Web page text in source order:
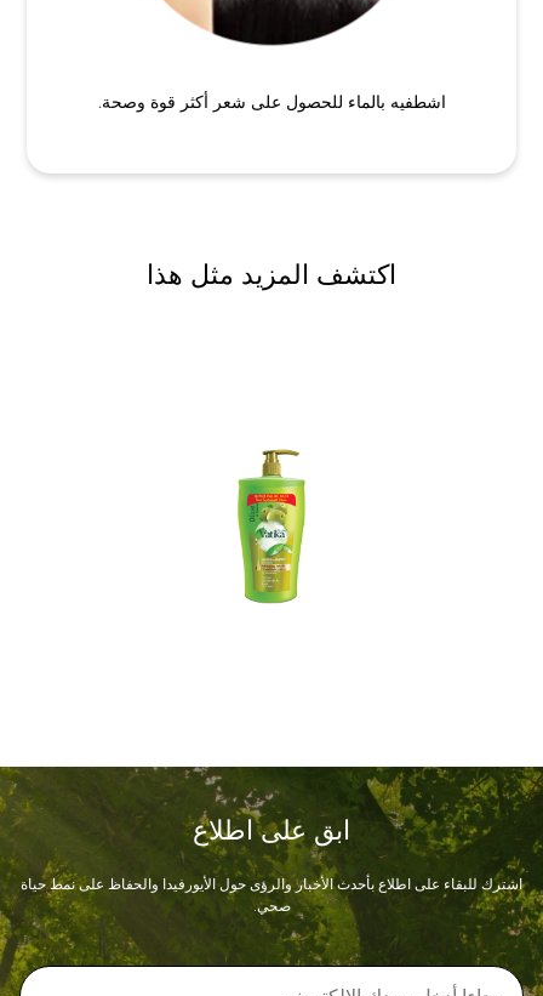
اشطفيه بالماء للحصول على شعر أكثر قوة وصحة.
اكتشف المزيد مثل هذا
ابق على اطلاع
اشترك للبقاء على اطلاع بأحدث الأخبار والرؤى حول الأيورفيدا والحفاظ على نمط حياة
صحي.